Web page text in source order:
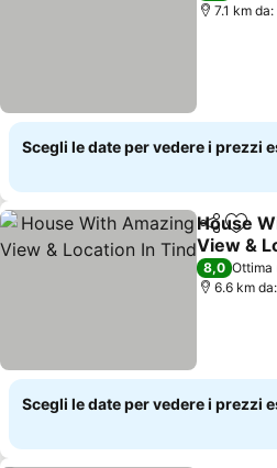
7.1 km
Scegli le date per vedere i prezzi
Condividi
House
View &
8,0 Ottima
6.6 km
Scegli le date per vedere i prezzi